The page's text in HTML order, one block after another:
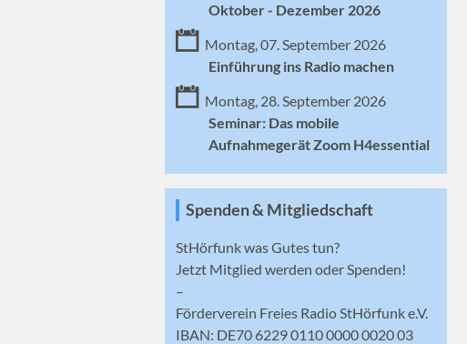
Oktober - Dezember 2026
Montag, 07. September 2026
Einführung ins Radio machen
Montag, 28. September 2026
Seminar: Das mobile
Aufnahmegerät Zoom H4essential
Spenden & Mitgliedschaft
StHörfunk was Gutes tun?
Jetzt Mitglied werden oder Spenden!
–
Förderverein Freies Radio StHörfunk e.V.
IBAN: DE70 6229 0110 0000 0020 03